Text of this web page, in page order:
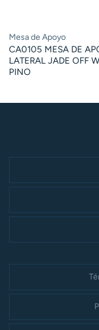
Mesa de Apoyo
CA0105 MESA DE
LATERAL JADE OFF
PINO